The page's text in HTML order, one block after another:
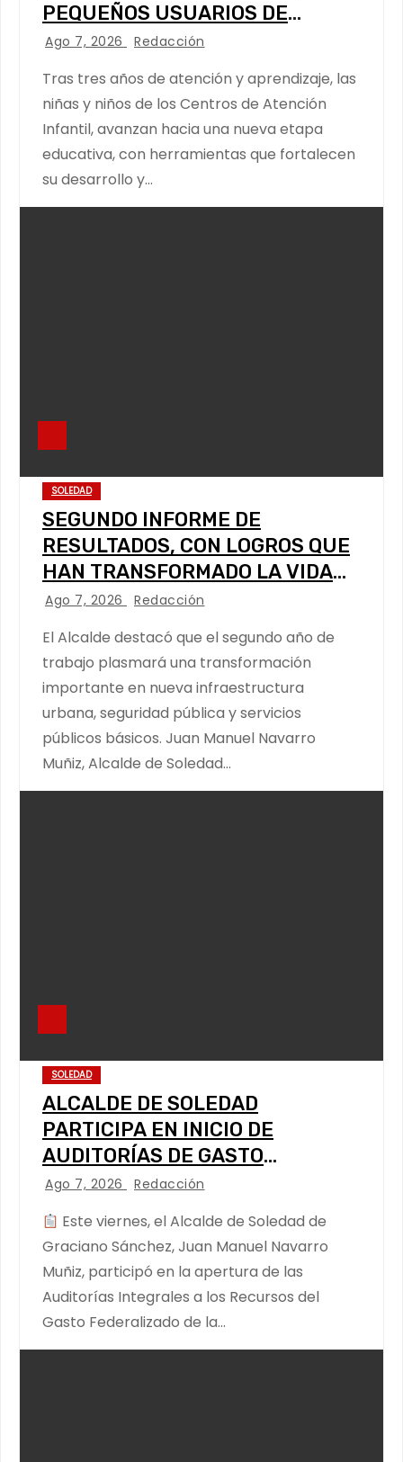
PEQUEÑOS USUARIOS DE
ESTANCIAS “CAPULLITOS 1 Y 2”
Ago 7, 2026 Redacción
Tras tres años de atención y aprendizaje, las
niñas y niños de los Centros de Atención
Infantil, avanzan hacia una nueva etapa
educativa, con herramientas que fortalecen
su desarrollo y…
SOLEDAD
SEGUNDO INFORME DE
RESULTADOS, CON LOGROS QUE
HAN TRANSFORMADO LA VIDA
DE LOS SOLEDENSES: JUAN
Ago 7, 2026 Redacción
El Alcalde destacó que el segundo año de
trabajo plasmará una transformación
importante en nueva infraestructura
urbana, seguridad pública y servicios
públicos básicos. Juan Manuel Navarro
Muñiz, Alcalde de Soledad…
SOLEDAD
ALCALDE DE SOLEDAD
PARTICIPA EN INICIO DE
AUDITORÍAS DE GASTO
FEDERALIZADO
Ago 7, 2026 Redacción
Este viernes, el Alcalde de Soledad de
Graciano Sánchez, Juan Manuel Navarro
Muñiz, participó en la apertura de las
Auditorías Integrales a los Recursos del
Gasto Federalizado de la…